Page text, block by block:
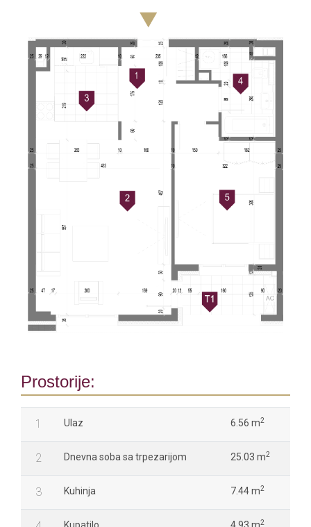
Prostorije:
1 Ulaz 6.56 m2
2 Dnevna soba sa trpezarijom 25.03 m2
3 Kuhinja 7.44 m2
2